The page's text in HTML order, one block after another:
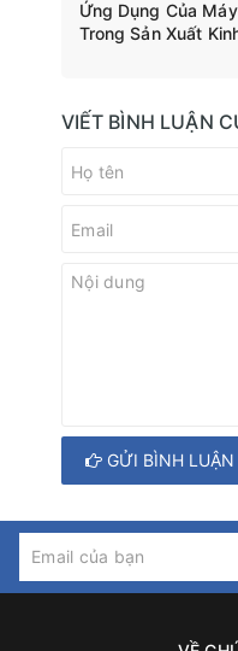
Ứng Dụng Của
Trong Sản Xuất
VIẾT BÌNH LUẬN
GỬI BÌNH LUẬN